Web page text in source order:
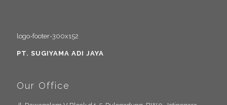
PT. SUGIYAMA ADI JAYA
Our Office